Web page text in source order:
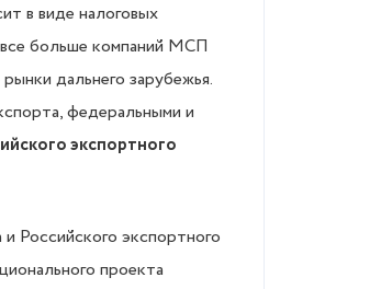
в виде налоговых
больше компаний МСП
дальнего зарубежья.
федеральными и
экспортного
Российского экспортного
проекта